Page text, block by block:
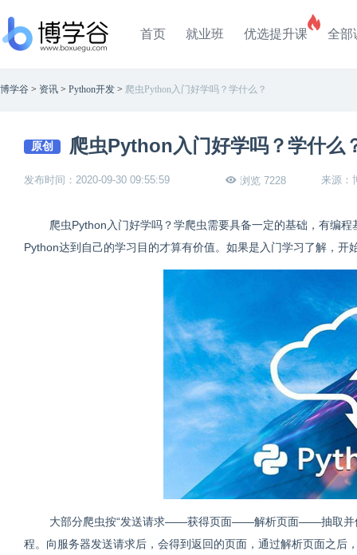
首页 就业班 优选提升课 全部
博学谷 > 资讯 > Python开发 > 爬虫Python入门好学吗？学什么？
原创 爬虫Python入门好学吗？学什么
发布时间：2020-09-30 09:55:59 浏览 7228 来源：
爬虫Python入门好学吗？学爬虫需要具备一定的基础，有编程
Python达到自己的学习目的才算有价值。如果是入门学习了解，开
大部分爬虫按“发送请求——获得页面——解析页面——抽取并
程。向服务器发送请求后，会得到返回的页面，通过解析页面之